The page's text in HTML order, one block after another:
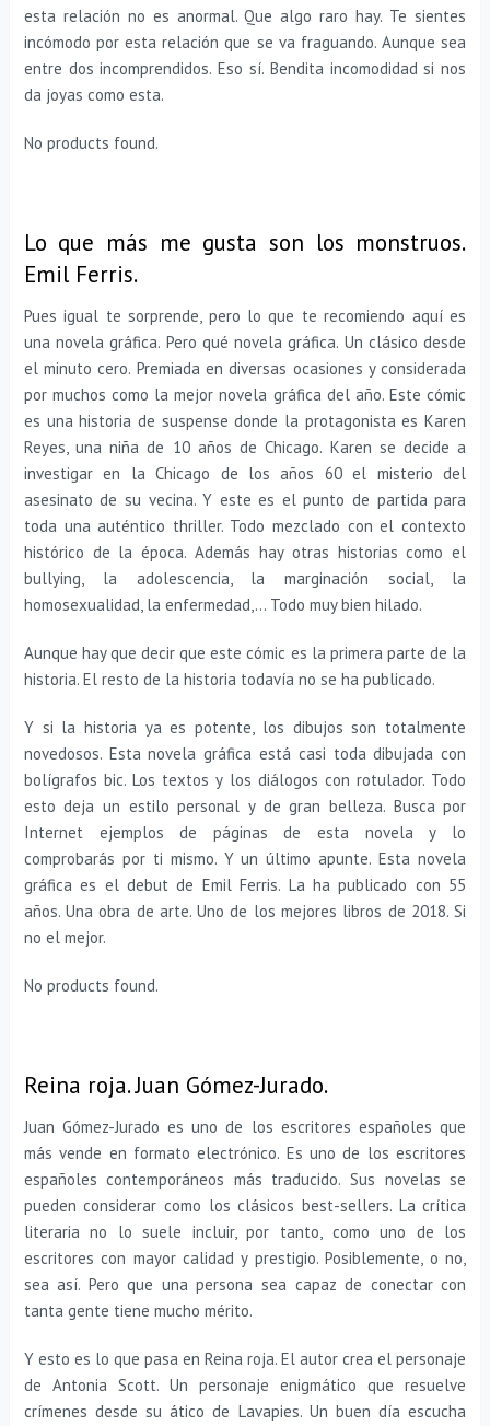
esta relación no es anormal. Que algo raro hay. Te sientes
incómodo por esta relación que se va fraguando. Aunque sea
entre dos incomprendidos. Eso sí. Bendita incomodidad si nos
da joyas como esta.
No products found.
Lo que más me gusta son los monstruos.
Emil Ferris.
Pues igual te sorprende, pero lo que te recomiendo aquí es
una novela gráfica. Pero qué novela gráfica. Un clásico desde
el minuto cero. Premiada en diversas ocasiones y considerada
por muchos como la mejor novela gráfica del año. Este cómic
es una historia de suspense donde la protagonista es Karen
Reyes, una niña de 10 años de Chicago. Karen se decide a
investigar en la Chicago de los años 60 el misterio del
asesinato de su vecina. Y este es el punto de partida para
toda una auténtico thriller. Todo mezclado con el contexto
histórico de la época. Además hay otras historias como el
bullying, la adolescencia, la marginación social, la
homosexualidad, la enfermedad,… Todo muy bien hilado.
Aunque hay que decir que este cómic es la primera parte de la
historia. El resto de la historia todavía no se ha publicado.
Y si la historia ya es potente, los dibujos son totalmente
novedosos. Esta novela gráfica está casi toda dibujada con
bolígrafos bic. Los textos y los diálogos con rotulador. Todo
esto deja un estilo personal y de gran belleza. Busca por
Internet ejemplos de páginas de esta novela y lo
comprobarás por ti mismo. Y un último apunte. Esta novela
gráfica es el debut de Emil Ferris. La ha publicado con 55
años. Una obra de arte. Uno de los mejores libros de 2018. Si
no el mejor.
No products found.
Reina roja. Juan Gómez-Jurado.
Juan Gómez-Jurado es uno de los escritores españoles que
más vende en formato electrónico. Es uno de los escritores
españoles contemporáneos más traducido. Sus novelas se
pueden considerar como los clásicos best-sellers. La crítica
literaria no lo suele incluir, por tanto, como uno de los
escritores con mayor calidad y prestigio. Posiblemente, o no,
sea así. Pero que una persona sea capaz de conectar con
tanta gente tiene mucho mérito.
Y esto es lo que pasa en Reina roja. El autor crea el personaje
de Antonia Scott. Un personaje enigmático que resuelve
crímenes desde su ático de Lavapies. Un buen día escucha